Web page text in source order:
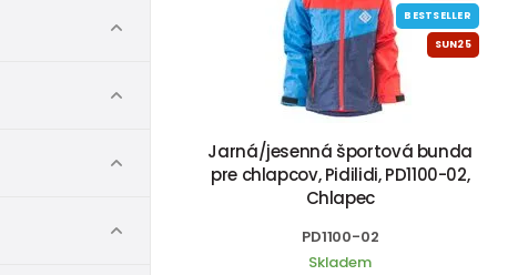
BESTSELLER
SUN25
Jarná/jesenná športová bunda
pre chlapcov, Pidilidi, PD1100-02,
Chlapec
PD1100-02
Skladem